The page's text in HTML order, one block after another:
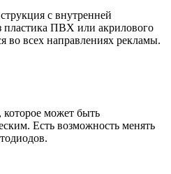
с внутренней
пластика ПВХ или акрилового
во всех направлениях рекламы.
может быть
Есть возможность менять